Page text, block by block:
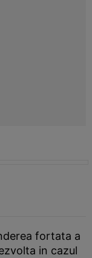
fortata a
in cazul